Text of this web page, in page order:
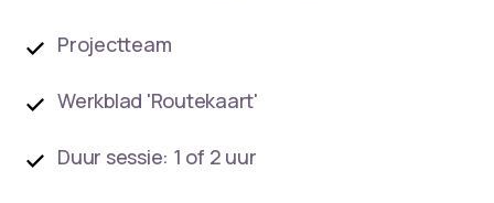
Projectteam
Werkblad 'Routekaart'
Duur sessie: 1 of 2 uur